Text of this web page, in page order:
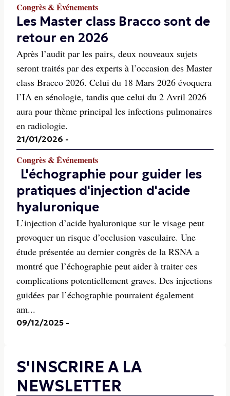
Congrès & Événements
Les Master class Bracco sont de
retour en 2026
Après l’audit par les pairs, deux nouveaux sujets
seront traités par des experts à l’occasion des Master
class Bracco 2026. Celui du 18 Mars 2026 évoquera
l’IA en sénologie, tandis que celui du 2 Avril 2026
aura pour thème principal les infections pulmonaires
en radiologie.
21/01/2026 -
Congrès & Événements
L'échographie pour guider les
pratiques d'injection d'acide
hyaluronique
L’injection d’acide hyaluronique sur le visage peut
provoquer un risque d’occlusion vasculaire. Une
étude présentée au dernier congrès de la RSNA a
montré que l’échographie peut aider à traiter ces
complications potentiellement graves. Des injections
guidées par l’échographie pourraient également
am...
09/12/2025 -
S'INSCRIRE A LA
NEWSLETTER